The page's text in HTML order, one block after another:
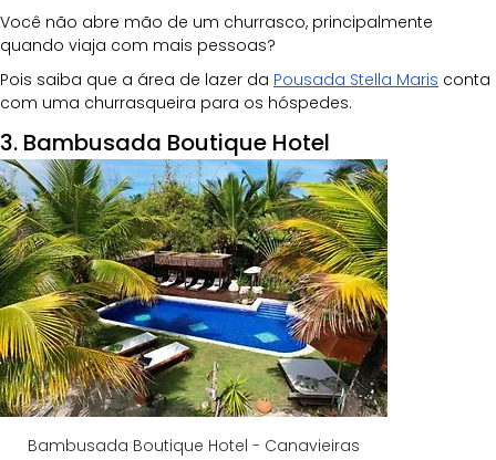
Você não abre mão de um churrasco, principalmente
quando viaja com mais pessoas?
Pois saiba que a área de lazer da Pousada Stella Maris conta
com uma churrasqueira para os hóspedes.
3. Bambusada Boutique Hotel
Bambusada Boutique Hotel - Canavieiras